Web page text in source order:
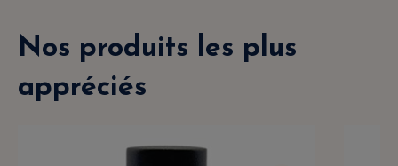
Nos produits les plus
appréciés